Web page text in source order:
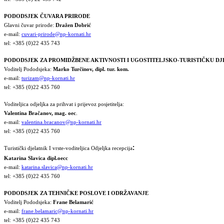
PODODSJEK ČUVARA PRIRODE
Glavni čuvar prirode: Dražen Dobrić
e-mail: cuvari-prirode@np-kornati.hr
tel: +385 (0)22 435 743
PODODSJEK ZA PROMIDŽBENE AKTIVNOSTI I UGOSTITELJSKO-TURISTIČKU
Voditelj Pododsjeka: Marko Turčinov, dipl. tur. kom.
e-mail: turizam@np-kornati.hr
tel: +385 (0)22 435 760
Voditeljica odjeljka za prihvat i prijevoz posjetitelja:
Valentina Bračanov, mag. oec
e-mail: valentina.bracanov@np-kornati.hr
tel: +385 (0)22 435 760
Turistički djelatnik I vrste-voditeljica Odjeljka recepcija:
Katarina Slavica dipl.oecc
e-mail: katarina.slavica@np-kornati.hr
tel: +385 (0)22 435 760
PODODSJEK ZA TEHNIČKE POSLOVE I ODRŽAVANJE
Voditelj Pododsjeka: Frane Belamarić
e-mail: frane.belamaric@np-kornati.hr
tel: +385 (0)22 435 743